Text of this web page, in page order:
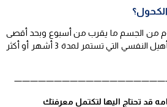
من الجسم ما يقرب من أسبوع وبحد أقصى
10 أيام، وتبدأ بعدها مرحلة التأهيل النفسي التي تستمر لمدة 3 أشهر أو أكثر
قد تحتاج اليها لتكتمل معرفتك